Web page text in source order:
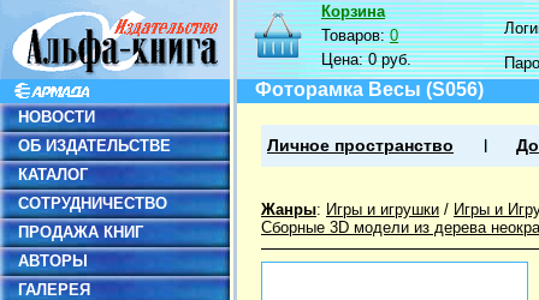
НОВОСТИ
ОБ ИЗДАТЕЛЬСТВЕ
КАТАЛОГ
СОТРУДНИЧЕСТВО
ПРОДАЖА КНИГ
АВТОРЫ
ГАЛЕРЕЯ
Корзина
Товаров:0
Цена:0 руб.
Фоторамка Весы (S056)
Личное пространство
Жанры: Игры и игрушки / Игры и
Сборные 3D модели из дерева